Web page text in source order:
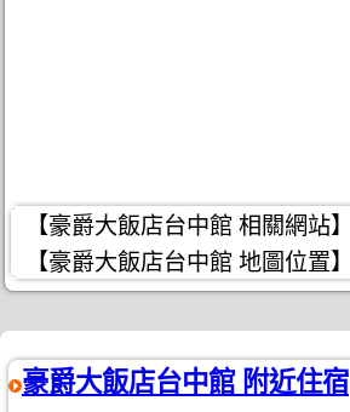
【豪爵大飯店台中館 相關網站】
【豪爵大飯店台中館 地圖位置】
豪爵大飯店台中館 附近住宿